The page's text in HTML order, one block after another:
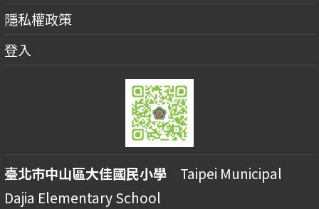
隱私權政策
登入
臺北市中山區大佳國民小學 Taipei Municipal
Dajia Elementary School